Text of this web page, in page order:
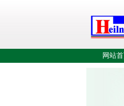
网站